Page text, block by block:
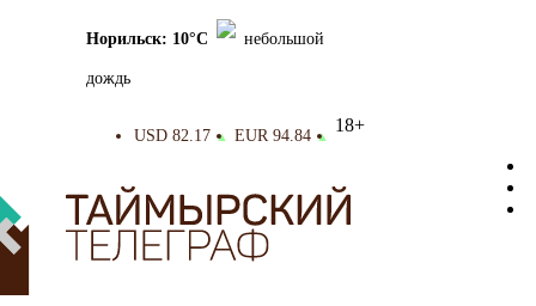
Норильск: 10°C небольшой
дождь
USD 82.17 ▲ EUR 94.84 ▲
18+